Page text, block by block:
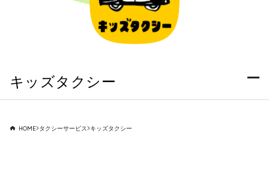
キッズタクシー
HOME タクシーサービス キッズタクシー